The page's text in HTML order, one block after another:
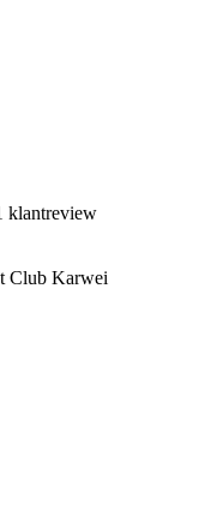
klantreview
Club Karwei